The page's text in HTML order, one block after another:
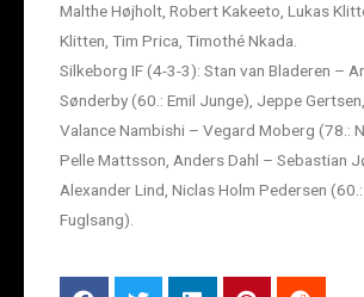
Malthe Højholt, Robert Kakeeto, Lukas
Klitten, Tim Prica, Timothé Nkada.
Silkeborg IF (4-3-3): Stan van Bladeren –
Sønderby (60.: Emil Junge), Jeppe
Valance Nambishi – Vegard Moberg (78.:
Pelle Mattsson, Anders Dahl – Sebastian
Alexander Lind, Niclas Holm Pedersen
Fuglsang).